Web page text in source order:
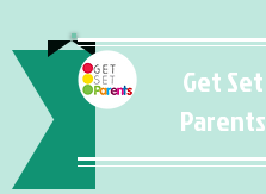
Get Set
Parents